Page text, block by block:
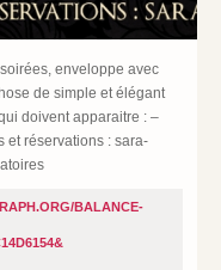
enveloppe avec
de simple et élégant
doivent apparaitre : –
et réservations : sara-
BALANCE-